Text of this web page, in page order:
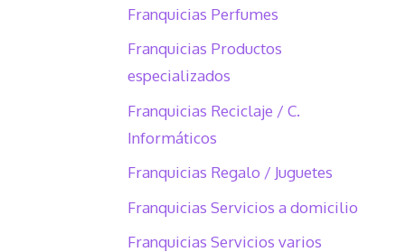
Franquicias Perfumes
Franquicias Productos
especializados
Franquicias Reciclaje / C.
Informáticos
Franquicias Regalo / Juguetes
Franquicias Servicios a domicilio
Franquicias Servicios varios